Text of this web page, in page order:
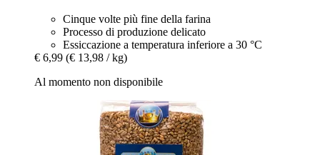
Cinque volte più fine della farina
Processo di produzione delicato
Essiccazione a temperatura inferiore a 30 °C
€ 6,99 (€ 13,98 / kg)
Al momento non disponibile